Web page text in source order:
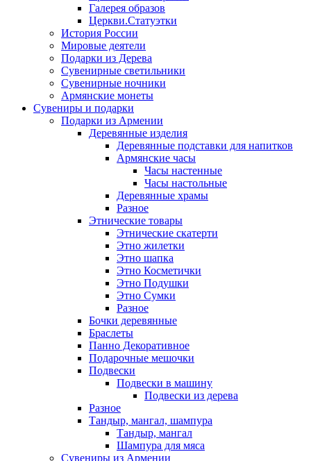
Галерея образов
Церкви.Статуэтки
История России
Мировые деятели
Подарки из Дерева
Сувенирные светильники
Сувенирные ночники
Армянские монеты
Сувениры и подарки
Подарки из Армении
Деревянные изделия
Деревянные подставки для напитков
Армянские часы
Часы настенные
Часы настольные
Деревянные храмы
Разное
Этнические товары
Этнические скатерти
Этно жилетки
Этно шапка
Этно Косметички
Этно Подушки
Этно Сумки
Разное
Бочки деревянные
Браслеты
Панно Декоративное
Подарочные мешочки
Подвески
Подвески в машину
Подвески из дерева
Разное
Тандыр, мангал, шампура
Тандыр, мангал
Шампура для мяса
Сувениры из Армении